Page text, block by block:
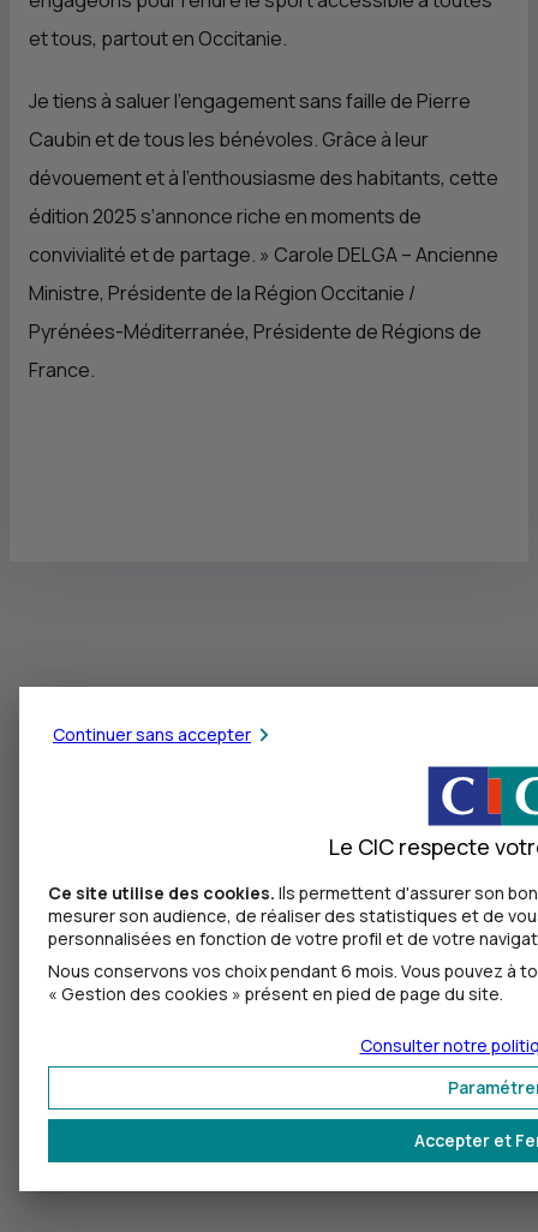
et tous, partout en Occitanie.
Je tiens à saluer l’engagement sans faille de Pierre
Caubin et de tous les bénévoles. Grâce à leur
dévouement et à l’enthousiasme des habitants, cette
édition 2025 s’annonce riche en moments de
convivialité et de partage. » Carole DELGA – Ancienne
Ministre, Présidente de la Région Occitanie /
Pyrénées-Méditerranée, Présidente de Régions de
France.
Continuer sans accepter
Le CIC respecte
Ce site utilise des cookies. Ils permettent d'assurer son
mesurer son audience, de réaliser des statistiques et de
personnalisées en fonction de votre profil et de votre
Nous conservons vos choix pendant 6 mois. Vous pouvez à
« Gestion des cookies » présent en pied de page du site.
Accepter et
Consulter notre